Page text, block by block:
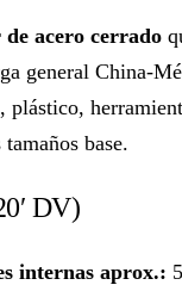
de acero cerrado
general China-
base.
DV)
internas aprox.: